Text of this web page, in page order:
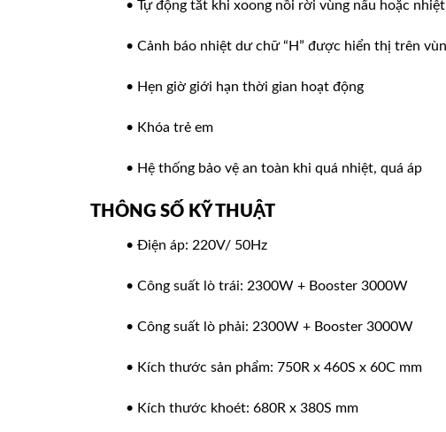
• Tự động tắt khi xoong nồi rời vùng nấu hoặc
• Cảnh báo nhiệt dư chữ “H” được hiển thị trên
• Hẹn giờ giới hạn thời gian hoạt động
• Khóa trẻ em
• Hệ thống bảo vệ an toàn khi quá nhiệt, quá áp
THÔNG SỐ KỸ THUẬT
• Điện áp: 220V/ 50Hz
• Công suất lò trái: 2300W + Booster 3000W
• Công suất lò phải: 2300W + Booster 3000W
• Kích thước sản phẩm: 750R x 460S x 60C mm
• Kích thước khoét: 680R x 380S mm